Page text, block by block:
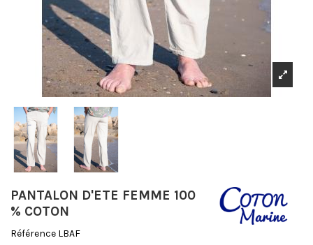
PANTALON D'ETE FEMME 100
% COTON
Référence LBAF